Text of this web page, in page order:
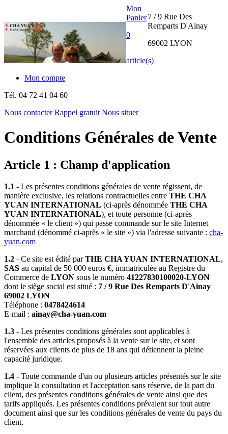
THE CHA
INTERNATIONAL
7 / 9 Rue Des
Remparts D'Ainay
69002 LYON
Mon
Panier
0
article(s)
Mon compte
Tél. 04 72 41 04 60
Nous contacter Rappel gratuit Nous situer
Conditions Générales de Vente
Article 1 : Champ d'application
1.1 - Les présentes conditions générales de vente régissent, de
manière exclusive, les relations contractuelles entre THE CHA
YUAN INTERNATIONAL (ci-après dénommée THE CHA
YUAN INTERNATIONAL), et toute personne (ci-après
dénommée « le client ») qui passe commande sur le site Internet
marchand (dénommé ci-après « le site ») via l'adresse suivante : cha-
yuan.com
1.2 - Ce site est édité parTHE CHA YUAN INTERNATIONAL,
SAS au capital de 50 000 euros €, immatriculée au Registre du
Commerce de LYON sous le numéro 41227830100020-LYON
dont le siège social est situé : 7 / 9 Rue Des Remparts D'Ainay
69002 LYON
Téléphone : 0478424614
E-mail : ainay@cha-yuan.com
1.3 - Les présentes conditions générales sont applicables à
l'ensemble des articles proposés à la vente sur le site, et sont
réservées aux clients de plus de 18 ans qui détiennent la pleine
capacité juridique.
1.4 - Toute commande d'un ou plusieurs articles présentés sur le site
implique la consultation et l'acceptation sans réserve, de la part du
client, des présentes conditions générales de vente ainsi que des
tarifs appliqués. Les présentes conditions prévalent sur tout autre
document ainsi que sur les conditions générales de vente du pays du
client.